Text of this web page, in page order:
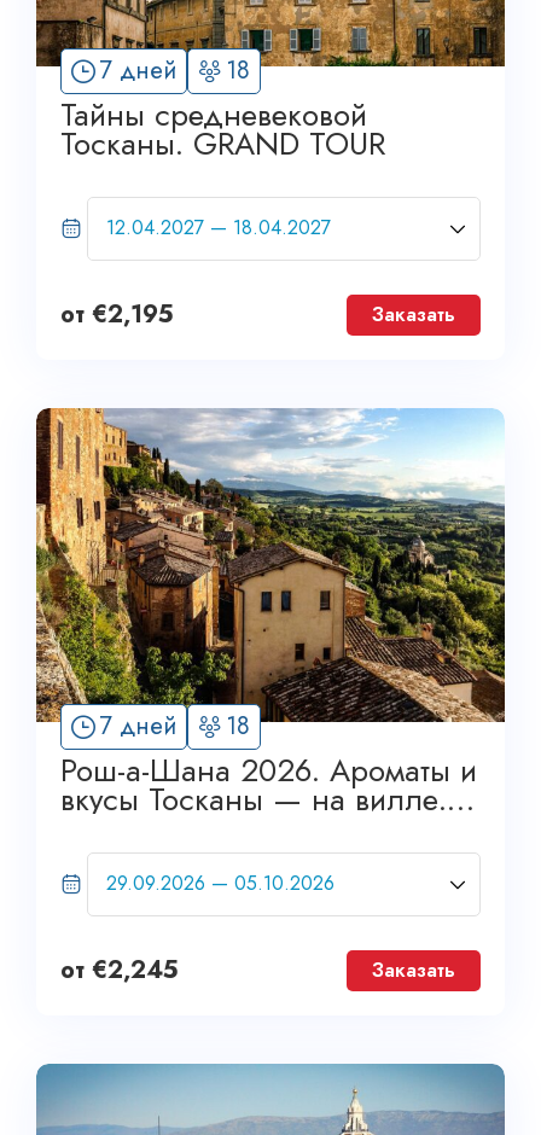
7 дней 18
Тайны средневековой
Тосканы. GRAND TOUR
от €2,195 Заказать
7 дней 18
Рош-а-Шана 2026. Ароматы и
вкусы Тосканы — на вилле.
GRAND TOUR
от €2,245 Заказать